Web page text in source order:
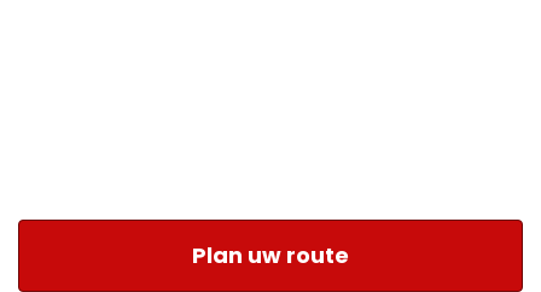
Plan uw route